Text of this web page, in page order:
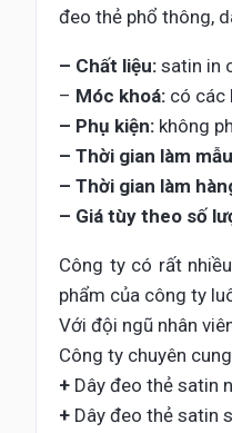
đeo thẻ phổ thông,
– Chất liệu: satin in
– Móc khoá: có các
– Phụ kiện: không
– Thời gian làm
– Thời gian làm
– Giá tùy theo số
Công ty có rất
phẩm của công ty
Với đội ngũ nhân
Công ty chuyên
+ Dây đeo thẻ satin
+ Dây đeo thẻ satin